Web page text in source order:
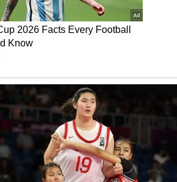
ಭವಿಷ್ಯ, ನಿಮ್ಮ ರಾಶಿ ವಿಶೇಷ, ದಿನ
ವೈಜ್ಞಾನಿಕ ಹಿನ್ನೆಲೆ, ಪುರಾಣ
ನ್ಯೂಸ್ ಜ್ಯೋತಿಷ್ಯ ವಿಭಾಗವನ್ನು